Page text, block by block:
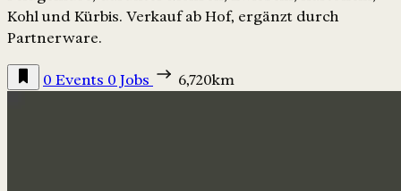
Kohl und Kürbis. Verkauf ab Hof, ergänzt durch
Partnerware.
0 Events 0 Jobs 6,720km